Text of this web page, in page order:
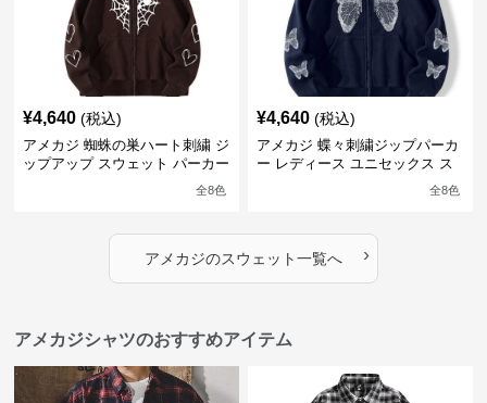
¥4,640 (税込)
アメカジ 蜘蛛の巣ハート刺繍 ジ
ップアップ スウェット パーカー
全8色
¥4,640 (税込)
アメカジ 蝶々刺繍ジップパーカ
ー レディース ユニセックス ス
全8色
アメカジのスウェット一覧へ ›
アメカジシャツのおすすめアイテム